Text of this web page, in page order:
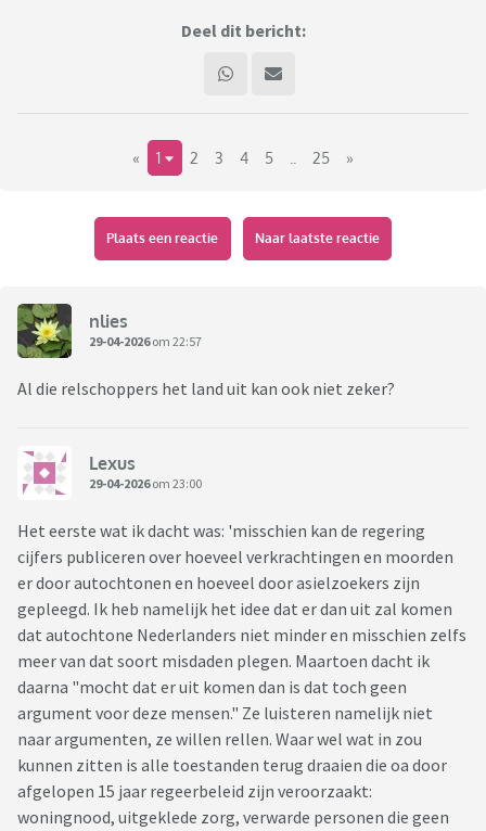
Deel dit bericht:
« 1 2 3 4 5 25 »
Plaats een reactie Naar laatste reactie
nlies
29-04-2026om 22:57
Al die relschoppers het land uit kan ook niet zeker?
Lexus
29-04-2026om 23:00
Het eerste wat ik dacht was: 'misschien kan de regering
cijfers publiceren over hoeveel verkrachtingen en moorden
er door autochtonen en hoeveel door asielzoekers zijn
gepleegd. Ik heb namelijk het idee dat er dan uit zal komen
dat autochtone Nederlanders niet minder en misschien zelfs
meer van dat soort misdaden plegen. Maartoen dacht ik
daarna "mocht dat er uit komen dan is dat toch geen
argument voor deze mensen." Ze luisteren namelijk niet
naar argumenten, ze willen rellen. Waar wel wat in zou
kunnen zitten is alle toestanden terug draaien die oa door
afgelopen 15 jaar regeerbeleid zijn veroorzaakt:
woningnood, uitgeklede zorg, verwarde personen die geen